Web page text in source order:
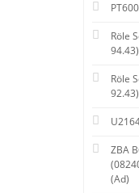
Röle
94.43)
Röle
92.43)
ZBA
(Ad)